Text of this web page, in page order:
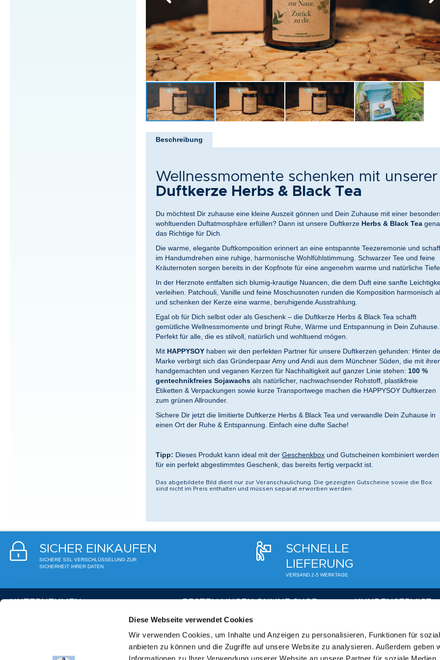
Diese Webseite verwendet Cookies
Wir verwenden Cookies, um Inhalte und Anzeigen zu personalisieren, Funktionen für
anbieten zu können und die Zugriffe auf unsere Website zu analysieren. Außerdem geben
Anfang
Beschreibung
Wellnessmomente schenken mit unserer
Duftkerze Herbs & Black Tea
Du möchtest Dir zuhause eine kleine Auszeit gönnen und Dein Zuhause mit einer
wohltuenden Duftatmosphäre erfüllen? Dann ist unsere Duftkerze Herbs & Black Tea
das Richtige für Dich.
Die warme, elegante Duftkomposition erinnert an eine entspannte Teezeremonie und
im Handumdrehen eine ruhige, harmonische Wohlfühlstimmung. Schwarzer Tee und feine
Kräuternoten sorgen bereits in der Kopfnote für eine angenehm warme und natürliche
In der Herznote entfalten sich blumig-krautige Nuancen, die dem Duft eine sanfte
verleihen. Patchouli, Vanille und feine Moschusnoten runden die Komposition harmonisch
und schenken der Kerze eine warme, beruhigende Ausstrahlung.
Egal ob für Dich selbst oder als Geschenk – die Duftkerze Herbs & Black Tea schafft
gemütliche Wellnessmomente und bringt Ruhe, Wärme und Entspannung in Dein Zuhause.
Perfekt für alle, die es stilvoll, natürlich und wohltuend mögen.
Mit HAPPYSOYhaben wir den perfekten Partner für unsere Duftkerzen gefunden: Hinter
Marke verbirgt sich das Gründerpaar Amy und Andi aus dem Münchner Süden, die mit
handgemachten und veganen Kerzen für Nachhaltigkeit auf ganzer Linie stehen: 100 %
gentechnikfreies Sojawachsals natürlicher, nachwachsender Rohstoff, plastikfreie
Etiketten & Verpackungen sowie kurze Transportwege machen die HAPPYSOY Duftkerzen
zum grünen Allrounder.
Sichere Dir jetzt die limitierte Duftkerze Herbs & Black Tea und verwandle Dein Zuhause in
einen Ort der Ruhe & Entspannung. Einfach eine dufte Sache!
Tipp: Dieses Produkt kann ideal mit der Geschenkboxund Gutscheinen kombiniert
für ein perfekt abgestimmtes Geschenk, das bereits fertig verpackt ist.
Das abgebildete Bild dient nur zur Veranschaulichung. Die gezeigten Gutscheine sowie die Box
sind nicht im Preis enthalten und müssen separat erworben werden.
SICHER EINKAUFEN
SICHERE SSL VERSCHLÜSSELUNG ZUR
SICHERHEIT IHRER DATEN
SCHNELLE
LIEFERUNG
VERSAND 2-5 WERKTAGE
Kundenkonto | Login
Bestellablauf
Rücksendung & Widerruf
Mo. - Fr. 09:00 - 17:00 h
E-Mail: